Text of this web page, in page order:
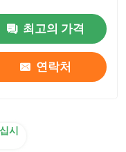
최고의 가격
연락처
시